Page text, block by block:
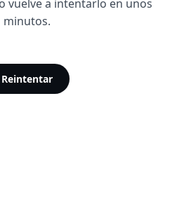
vuelve a intentarlo en unos
minutos.
Reintentar